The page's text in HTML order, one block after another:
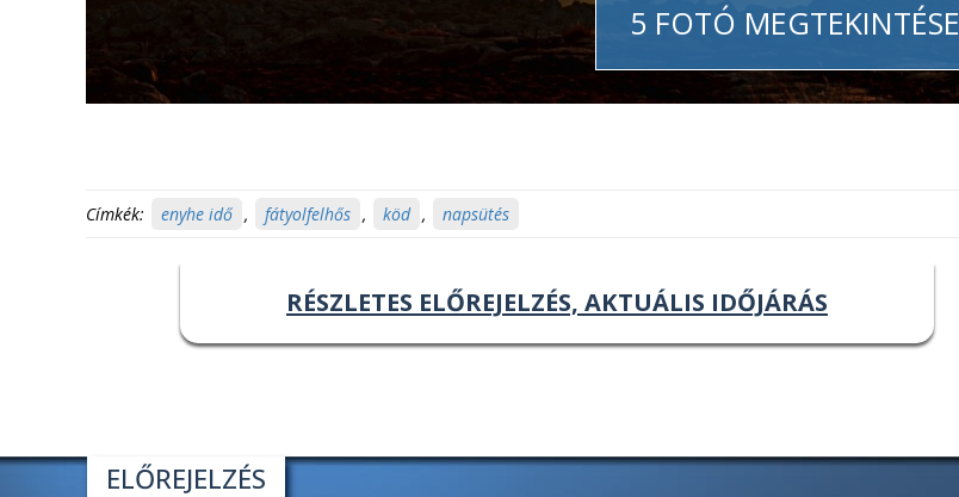
5 FOTÓ MEGTEKINTÉSE
Címkék: enyhe idő , fátyolfelhős , köd , napsütés
RÉSZLETES ELŐREJELZÉS, AKTUÁLIS IDŐJÁRÁS
ELŐREJELZÉS